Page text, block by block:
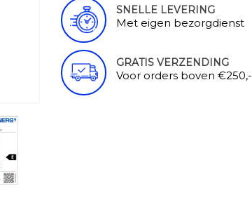
SNELLE LEVERING
Met eigen bezorgdienst
GRATIS VERZENDING
Voor orders boven €250,-